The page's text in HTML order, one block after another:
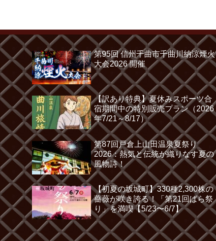
第95回 信州千曲市千曲川納涼煙火
大会2026 開催
【訳あり特典】夏休みスポーツ合
宿期間中の特別販売プラン（2026
年7/21～8/17）
第87回戸倉上山田温泉夏祭り
2026：熱気と伝統が織りなす夏の
風物詩！
【初夏の坂城町】330種2,300株の
薔薇が咲き誇る！「第21回ばら祭
り」を満喫【5/23〜6/7】